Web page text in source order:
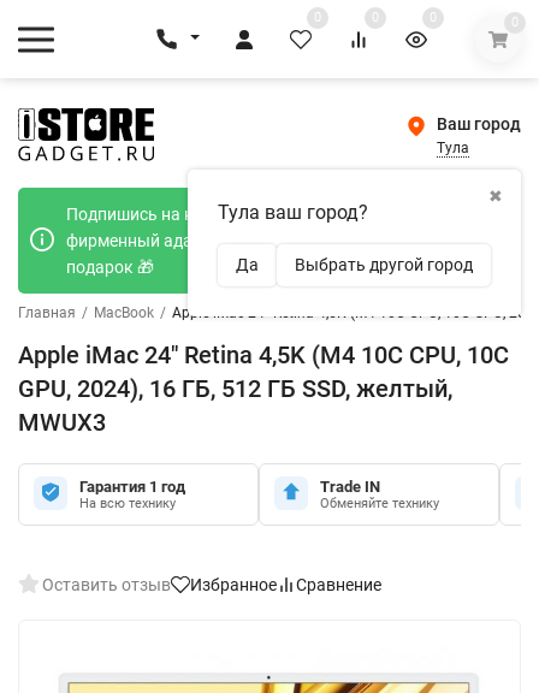
0 0 0 0
Ваш город
Тула
✖
Тула ваш город?
Да Выбрать другой город
Подпишись на наш телеграмм канал и получи
фирменный адаптер Type-C 20W при покупке в
подарок 🎁
Главная / MacBook / Apple iMac 24" Retina 4,5K (M4 10C CPU, 10C GPU,
Apple iMac 24" Retina 4,5K (M4 10C CPU, 10C
GPU, 2024), 16 ГБ, 512 ГБ SSD, желтый,
MWUX3
Гарантия 1 год
На всю технику
Trade IN
Обменяйте технику
Оставить отзыв Избранное Сравнение